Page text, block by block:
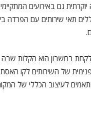
גם באירועים
תאי שירותים עם הפרדה
בחשבון הוא הקלות שבה
של השירותים לקו
לעיצוב הכללי של